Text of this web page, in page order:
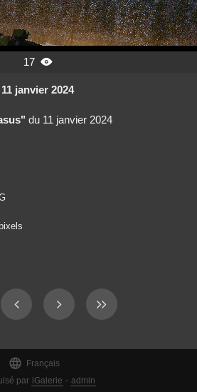
17 
11 janvier 2024
du 11 janvier 2024

Français
par iGalerie - admin